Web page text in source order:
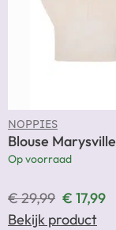
NOPPIES
Blouse Marysville
Op voorraad
€29,99 € 17,99
Bekijk product